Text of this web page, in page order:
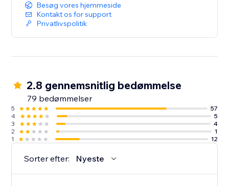
Besøg vores hjemmeside
Kontakt os for support
Privatlivspolitik
2.8 gennemsnitlig bedømmelse
79 bedømmelser
5
57
4
5
3
4
2
1
1
12
Sorter efter: Nyeste